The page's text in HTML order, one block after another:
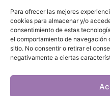
Para ofrecer las mejores
cookies para almacenar y/o
consentimiento de estas
el comportamiento de
sitio. No consentir o retirar el
negativamente a ciertas